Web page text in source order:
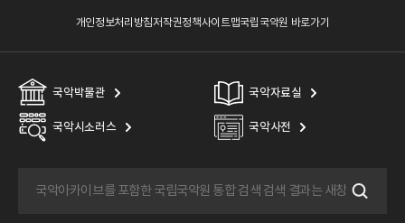
개인정보처리방침저작권정책사이트맵국립국악원 바로가기
국악박물관 국악자료실
국악시소러스 국악사전